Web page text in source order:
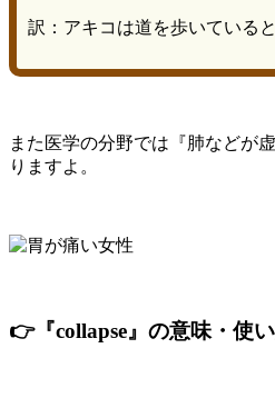
訳：アキコは道を歩いている
また医学の分野では『肺などが
りますよ。
👉『collapse』の意味・使